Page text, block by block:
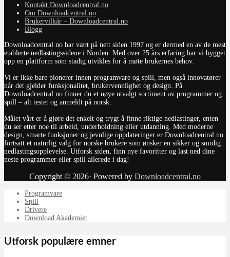
Kontakt Downloadcentral.no
Om Downloadcentral.no
Brukervilkår – Downloadcentral.no
Blogg
Downloadcentral.no har vært på nett siden 1997 og er dermed en av de mest
etablerte nedlastingssidene i Norden. Med over 25 års erfaring har vi bygget
opp en plattform som stadig utvikles for å møte brukernes behov.
Vi er ikke bare pionerer innen programvare og spill, men også innovatører
når det gjelder funksjonalitet, brukervennlighet og design. På
Downloadcentral.no finner du et nøye utvalgt sortiment av programmer og
spill – alt testet og anmeldt på norsk.
Målet vårt er å gjøre det enkelt og trygt å finne riktige nedlastinger, enten
du ser etter noe til arbeid, underholdning eller utdanning. Med moderne
design, smarte funksjoner og jevnlige oppdateringer er Downloadcentral.no
fortsatt et naturlig valg for norske brukere som ønsker en sikker og smidig
nedlastingsopplevelse. Utforsk siden, finn nye favoritter og last ned dine
neste programmer eller spill allerede i dag!
Copyright © 2026· Powered by Downloadcentral.no
Programvare
Spill
Drivere
Download Akademiet
Utforsk populære emner